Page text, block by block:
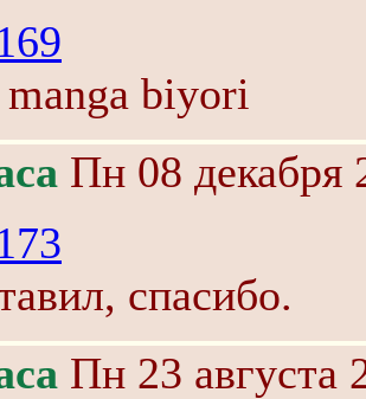
manga biyori
Пн 08 декабря
спасибо.
Пн 23 августа